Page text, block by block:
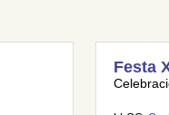
Festa